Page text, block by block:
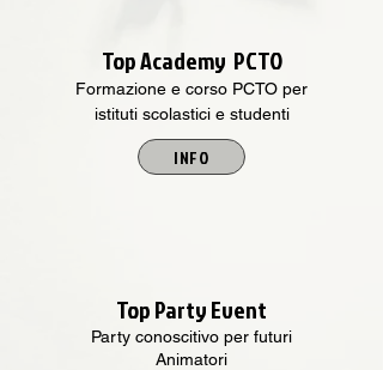
Top Academy PCTO
Formazione e corso PCTO per
istituti scolastici e studenti
INFO
Top Party Event
Party conoscitivo per futuri
Animatori